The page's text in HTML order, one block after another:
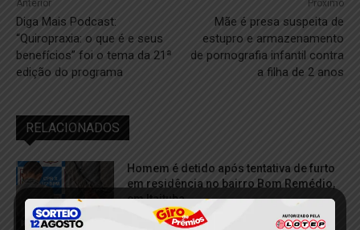
Anterior
Diga Mais Podcast:
“Quiropraxia: o que é e seus
benefícios” foi o tema da 21ª
edição do programa
Próximo
Mãe é presa suspeita de
estupro e armazenamento
de pornografia infantil contra
a filha de 2 anos
RELACIONADOS
Itaituba
Homem é detido após tentativa de furto
em residência no bairro Bom Remédio,
em Itaituba
4 de agosto de 2026